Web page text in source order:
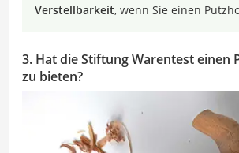
Verstellbarkeit, wenn Sie einen
3. Hat die Stiftung Warentest einen
zu bieten?